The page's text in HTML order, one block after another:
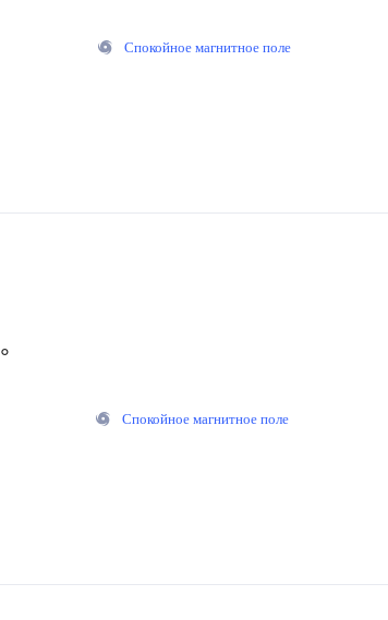
Спокойное магнитное поле
°
Спокойное магнитное поле